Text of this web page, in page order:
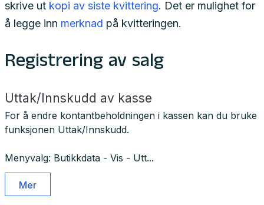
skrive ut kopi av siste kvittering. Det er mulighet for
å legge inn merknad på kvitteringen.
Registrering av salg
Uttak/Innskudd av kasse
For å endre kontantbeholdningen i kassen kan du bruke
funksjonen Uttak/Innskudd.
Menyvalg: Butikkdata - Vis - Utt...
Mer